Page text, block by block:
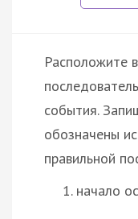
Расположите
события.
обозначены
правильной
начало